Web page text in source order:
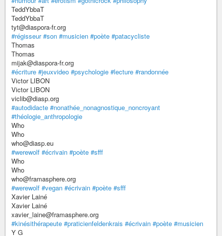
TeddYbbaT
TeddYbbaT
tyt@diaspora-fr.org
#régisseur #son #musicien #poète #patacycliste
Thomas
Thomas
mijak@diaspora-fr.org
#écriture #jeuxvideo #psychologie #lecture #randonnée
Victor LIBON
Victor LIBON
viclib@diasp.org
#autodidacte #nonathée_nonagnostique_noncroyant
#théologie_anthropologie
Who
Who
who@diasp.eu
#werewolf #écrivain #poète #sfff
Who
Who
who@framasphere.org
#werewolf #vegan #écrivain #poète #sfff
Xavier Lainé
Xavier Lainé
xavier_laine@framasphere.org
#kinésithérapeute #praticienfeldenkrais #écrivain #poète #musicien
Y G